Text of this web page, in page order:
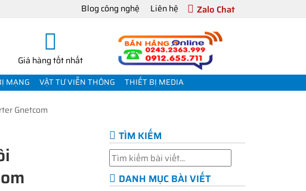
Blog công nghệ Liên hệ Zalo Chat
Giá hàng tốt nhất
MẠNG VẬT TƯ VIỄN THÔNG THIẾT BỊ MEDIA
Gnetcom
TÌM KIẾM
DANH MỤC BÀI VIẾT